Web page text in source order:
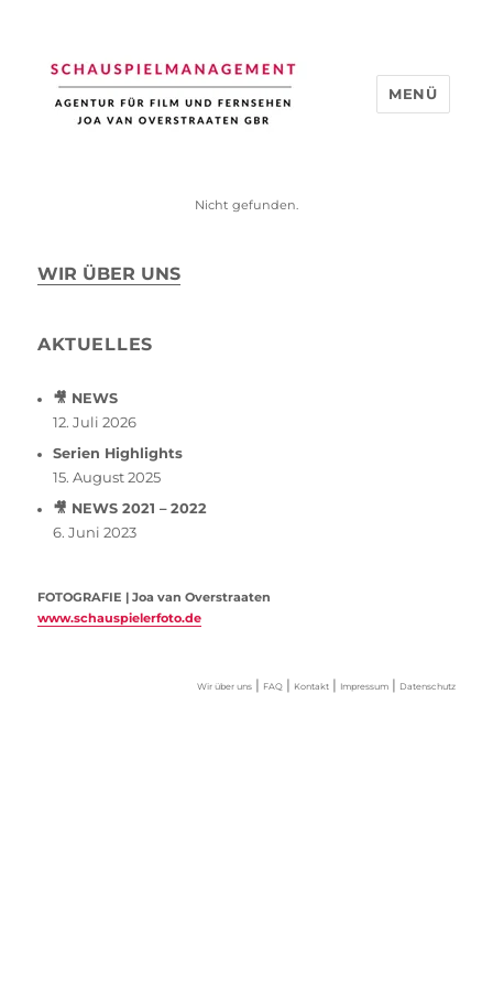
MENÜ
Nicht gefunden.
WIR ÜBER UNS
AKTUELLES
🎥 NEWS
12. Juli 2026
Serien Highlights
15. August 2025
🎥 NEWS 2021 – 2022
6. Juni 2023
FOTOGRAFIE | Joa van Overstraaten
www.schauspielerfoto.de
Wir über uns| FAQ| Kontakt| Impressum| Datenschutz